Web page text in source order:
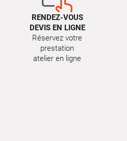
RENDEZ-VOUS
DEVIS EN LIGNE
Réservez votre
prestation
atelier en ligne